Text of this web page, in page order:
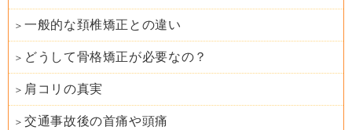
一般的な頚椎矯正との違い
どうして骨格矯正が必要なの？
肩コリの真実
交通事故後の首痛や頭痛